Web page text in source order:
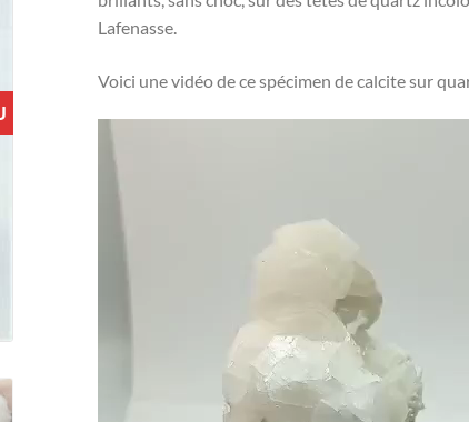
Lafenasse.
Voici une vidéo de ce spécimen de calcite sur